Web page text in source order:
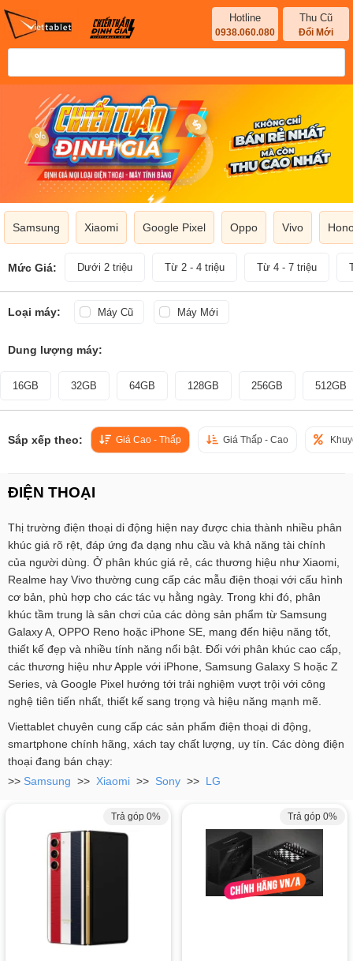
Hotline
0938.060.080
Thu Cũ
Đổi Mới
Samsung Xiaomi Google Pixel Oppo Vivo
Mức Giá: Dưới 2 triệu Từ 2 - 4 triệu Từ 4 - 7 triệu
Loại máy: Máy Cũ Máy Mới
Dung lượng máy:
16GB 32GB 64GB 128GB 256GB 512GB
Sắp xếp theo: Giá Cao - Thấp Giá Thấp - Cao
ĐIỆN THOẠI
Thị trường điện thoại di động hiện nay được chia thành nhiều phân
khúc giá rõ rệt, đáp ứng đa dạng nhu cầu và khả năng tài chính
của người dùng. Ở phân khúc giá rẻ, các thương hiệu như Xiaomi,
Realme hay Vivo thường cung cấp các mẫu điện thoại với cấu hình
cơ bản, phù hợp cho các tác vụ hằng ngày. Trong khi đó, phân
khúc tầm trung là sân chơi của các dòng sản phẩm từ Samsung
Galaxy A, OPPO Reno hoặc iPhone SE, mang đến hiệu năng tốt,
thiết kế đẹp và nhiều tính năng nổi bật. Đối với phân khúc cao cấp,
các thương hiệu như Apple với iPhone, Samsung Galaxy S hoặc Z
Series, và Google Pixel hướng tới trải nghiệm vượt trội với công
nghệ tiên tiến nhất, thiết kế sang trọng và hiệu năng mạnh mẽ.
Viettablet chuyên cung cấp các sản phẩm điện thoại di động,
smartphone chính hãng, xách tay chất lượng, uy tín. Các dòng điện
thoại đang bán chạy:
>> Samsung >> Xiaomi >> Sony >> LG
Trả góp 0% Trả góp 0%